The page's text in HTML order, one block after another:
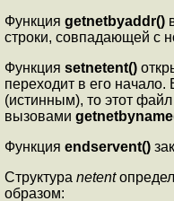
Функция getnetbyaddr()
строки, совпадающей с
Функция setnetent()
переходит в его начало.
(истинным), то этот
вызовами
Функция endservent()
Структура netent
образом: